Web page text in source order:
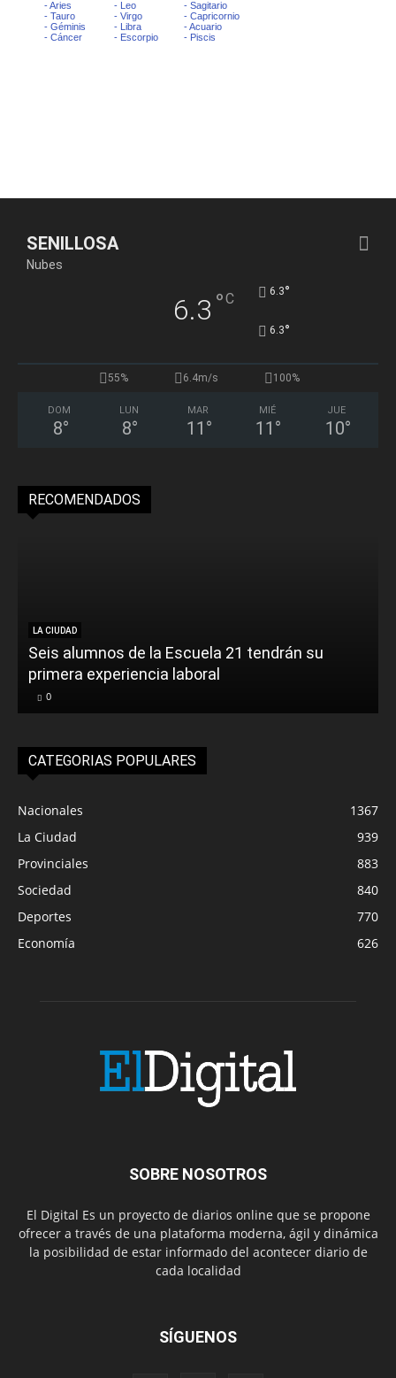
SENILLOSA
Nubes
6.3 °C 6.3°
6.3°
55% 6.4m/s 100%
DOM
8°
LUN
8°
MAR
11 °
MIÉ
11 °
JUE
10°
RECOMENDADOS
LA CIUDAD
Seis alumnos de la Escuela 21 tendrán su
primera experiencia laboral
0
CATEGORIAS POPULARES
Nacionales
1367
La Ciudad
939
Provinciales
883
Sociedad
840
Deportes
770
Economía
626
SOBRE NOSOTROS
El Digital Es un proyecto de diarios online que se propone
ofrecer a través de una plataforma moderna, ágil y dinámica
la posibilidad de estar informado del acontecer diario de
cada localidad
SÍGUENOS